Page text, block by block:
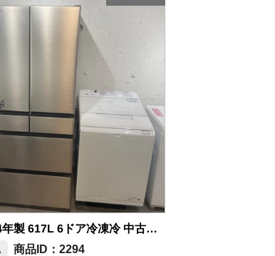
HITACHI 2024年製 617L 6ドア冷凍冷 中古品販売
2294